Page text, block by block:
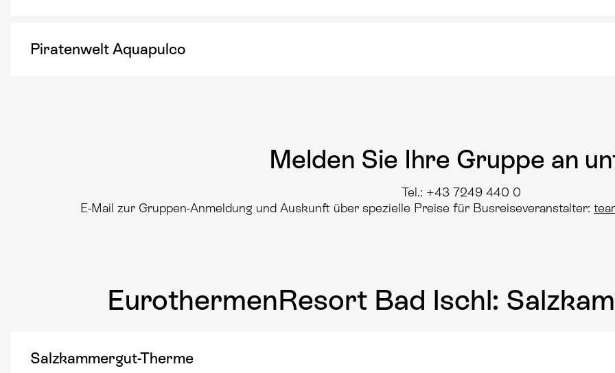
Piratenwelt Aquapulco
Melden Sie Ihre Gruppe an
Tel.: +43 7249 440 0
E-Mail zur Gruppen-Anmeldung und Auskunft über spezielle Preise für Busreiseveranstalter:
EurothermenResort Bad Ischl:
Salzkammergut-Therme